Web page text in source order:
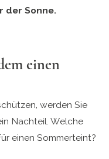
der Sonne.
einen
werden Sie
Nachteil. Welche
einen Sommerteint?